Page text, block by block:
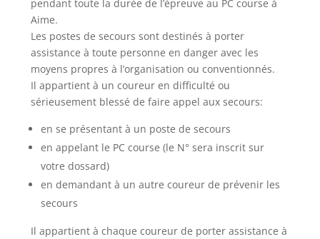
pendant toute la durée de l’épreuve au PC course à
Aime.
Les postes de secours sont destinés à porter
assistance à toute personne en danger avec les
moyens propres à l’organisation ou conventionnés.
Il appartient à un coureur en difficulté ou
sérieusement blessé de faire appel aux secours:
en se présentant à un poste de secours
en appelant le PC course (le N° sera inscrit sur
votre dossard)
en demandant à un autre coureur de prévenir les
secours
Il appartient à chaque coureur de porter assistance à